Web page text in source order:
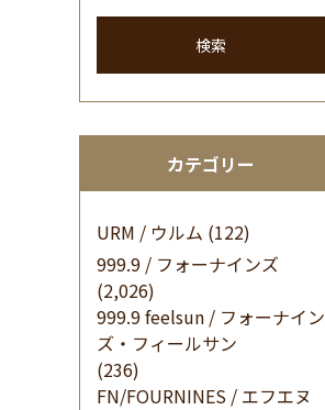
検索
カテゴリー
URM / ウルム (122)
999.9 / フォーナインズ
(2,026)
999.9 feelsun / フォーナイン
ズ・フィールサン
(236)
FN/FOURNINES / エフエヌ